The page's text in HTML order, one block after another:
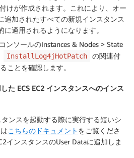
{ }
: "2.0"
"Command"
けが作成されます。これにより、オー
追加されたすべての新規インスタンス
適用されるようになります。
ンソールのInstances & Nodes > State
InstallLog4jHotPatch
の関連付
ことを確認します。
た ECS EC2 インスタンスへのインス
ンスを起動する際に実行する短いシ
こちらのドキュメント をご覧くださ
インスタンスのUser Dataに追加しま